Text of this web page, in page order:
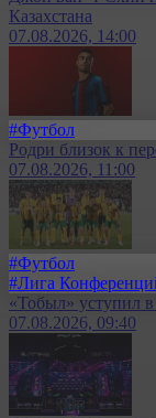
Казахстана
07.08.2026, 14:00
#Футбол
Родри близок к
07.08.2026, 11:00
#Футбол
#Лига
«Тобыл» уступил
07.08.2026, 09:40